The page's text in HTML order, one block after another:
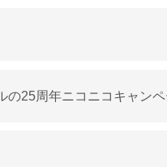
の25周年ニコニコキャン